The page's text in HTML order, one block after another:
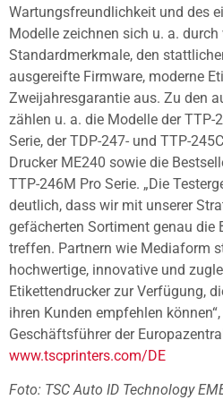
Wartungsfreundlichkeit und des
Modelle zeichnen sich u. a.
Standardmerkmale, den
ausgereifte Firmware, moderne
Zweijahresgarantie aus. Zu den
zählen u. a. die Modelle der TTP-
Serie, der TDP-247- und TTP-
Drucker ME240 sowie die
TTP-246M Pro Serie. „Die
deutlich, dass wir mit unserer
gefächerten Sortiment genau die
treffen. Partnern wie Mediaform
hochwertige, innovative und
Etikettendrucker zur Verfügung,
ihren Kunden empfehlen
Geschäftsführer der
www.tscprinters.com/DE
Foto: TSC Auto ID Technology